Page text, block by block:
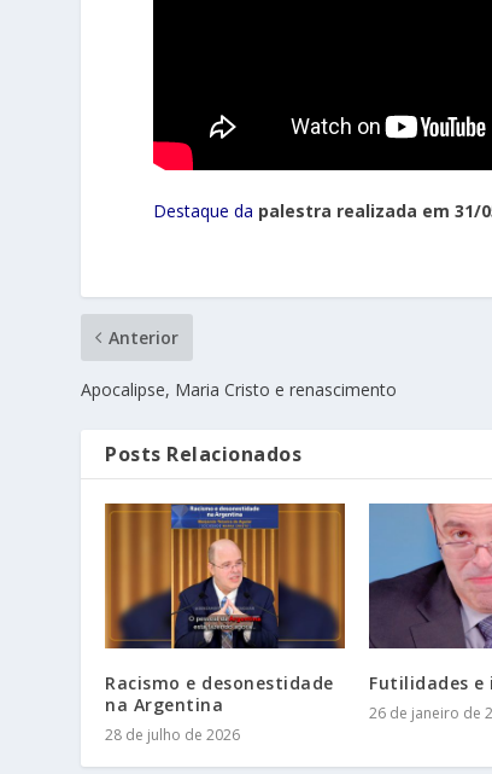
Destaque da palestra realizada em 31/
Anterior
Apocalipse, Maria Cristo e renascimento
Posts Relacionados
Racismo e desonestidade
na Argentina
28 de julho de 2026
Futilidades
26 de janeiro de